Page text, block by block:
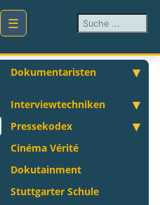
Suchen ...
Dokumentaristen
Interviewtechniken
Pressekodex
Cinéma Vérité
Dokutainment
Stuttgarter Schule